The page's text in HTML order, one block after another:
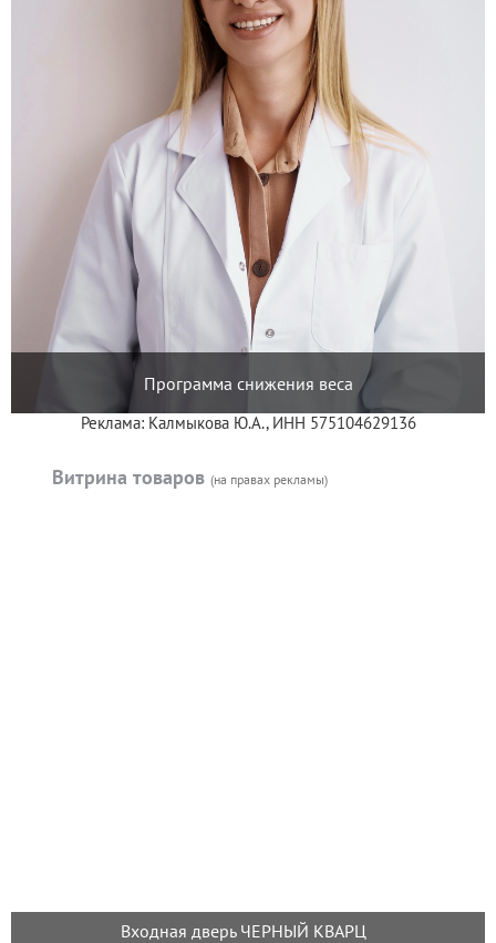
Программа снижения веса
Реклама: Калмыкова Ю.А., ИНН 575104629136
Витрина товаров (на правах рекламы)
Входная дверь ЧЕРНЫЙ КВАРЦ